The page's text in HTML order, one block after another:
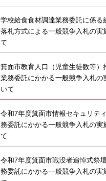
学校給食食材調達業務委託に係る
落札方式による一般競争入札の実
て
箕面市教育人口（児童生徒数等）
業務委託にかかる一般競争入札の
いて
令和7年度箕面市情報セキュリテ
務委託にかかる一般競争入札の実
て
令和7年度箕面市戦没者追悼式祭
務委託にかかる一般競争入札の実